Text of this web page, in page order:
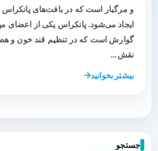
و مرگبار است که در بافت‌های پانکراس
ایجاد می‌شود. پانکراس یکی از اعضای
گوارش است که در تنظیم قند خون و
نقش…
بیشتر بخوانید
جستجو